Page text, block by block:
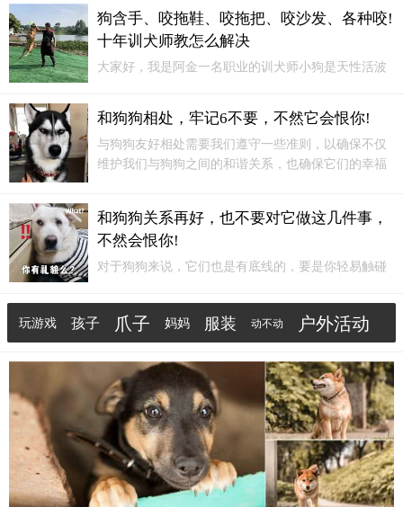
爪子。同时，要注意不要让狗狗的爪子受到伤害，比如在带狗狗出去
散步时，要避免走在尖锐的石头或玻璃上。三、如何与狗狗建立更
好...
狗含手、咬拖鞋、咬拖把、咬沙发、各种咬!
十年训犬师教怎么解决
大家好，我是阿金一名职业的训犬师小狗是天性活波
的引导那么狗狗就会各种咬家具！解决办法1、主人
狗狗互动释放其动力！同时建立良好的行为习惯。2、
买一些磨牙棒或者骨头，让它在有得玩的同时又能吃
到东西，还能释放多余体力！
和狗狗相处，牢记6不要，不然它会恨你!
与狗狗友好相处需要我们遵守一些准则，以确保不仅
维护我们与狗狗之间的和谐关系，也确保它们的幸福
出不愿意的迹象时。
和狗狗关系再好，也不要对它做这几件事，
不然会恨你!
对于狗狗来说，它们也是有底线的，要是你轻易触碰
和狗狗关系再好，也不要对它做以下这几件事，不然
它会恨你！“故意让狗狗吃醋”狗狗在认主后，也想要
霸占主人，要是主人当着它的面对其它狗狗好，它也
是会吃醋的。
玩游戏 孩子 爪子 妈妈 服装 动不动 户外活动
户外运动 有趣 跑步